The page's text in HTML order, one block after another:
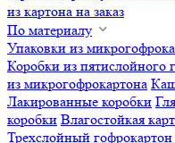
из картона на заказ
По материалу
Упаковки из
Коробки из пятислойного
из микрогофрокартона
Лакированные коробки
коробки Влагостойкая
Трехслойный гофрокартон